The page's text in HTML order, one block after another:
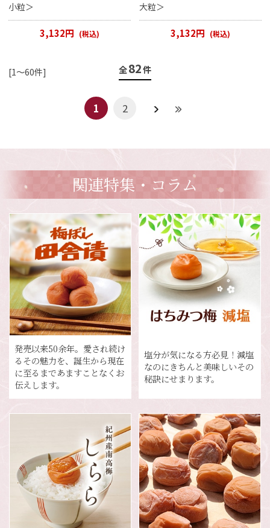
小粒＞
3,132円 (税込)
大粒＞
3,132円 (税込)
[1～60件] 全82件
1 2
関連特集・コラム
発売以来50余年。愛され続け
るその魅力を、誕生から現在
に至るまであますことなくお
伝えします。
塩分が気になる方必見！減塩
なのにきちんと美味しいその
秘訣にせまります。